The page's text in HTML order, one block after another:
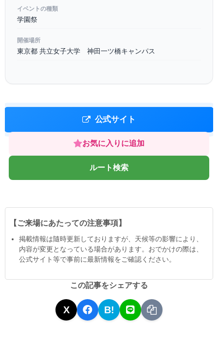
イベントの種類
学園祭
開催場所
東京都 共立女子大学 神田一ツ橋キャンパス
公式サイト
お気に入りに追加
ルート検索
【ご来場にあたっての注意事項】
掲載情報は隨時更新しておりますが、天候等の影響により、
内容が変更となっている場合があります。おでかけの際は、
公式サイト等で事前に最新情報をご確認ください。
この記事をシェアする
X B!